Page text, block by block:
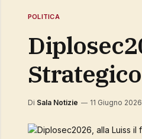
POLITICA
Diplosec2026, alla Luiss il focus sul Mediterraneo
Strategico
Di Sala Notizie 11 Giugno 2026